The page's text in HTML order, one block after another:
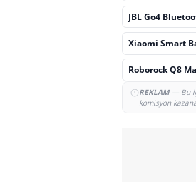
JBL Go4
Xiaomi Smart
Roborock Q8
REKLAM— Bu
komisyon